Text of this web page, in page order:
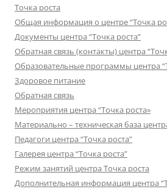
Точка роста
Общая информация о центре “Точка
Документы центра “Точка роста”
Обратная связь (контакты) центра
Образовательные программы центра
Здоровое питание
Обратная связь
Мероприятия центра “Точка роста»
Материально – техническая база
Педагоги центра “Точка роста”
Галерея центра “Точка роста”
Режим занятий центра Точка роста
Дополнительная информация центра